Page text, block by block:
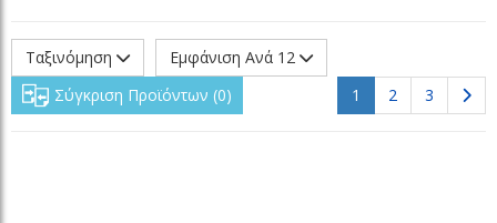
Ταξινόμηση
Εμφάνιση Ανά 12
Σύγκριση Προϊόντων 0 1 (current)
2 3